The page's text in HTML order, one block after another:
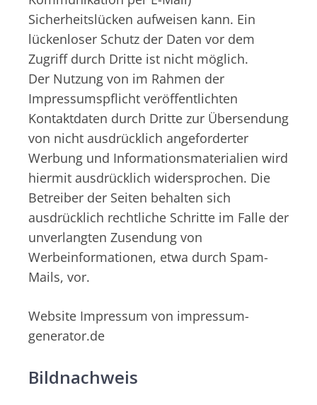
Sicherheitslücken aufweisen kann. Ein
lückenloser Schutz der Daten vor dem
Zugriff durch Dritte ist nicht möglich.
Der Nutzung von im Rahmen der
Impressumspflicht veröffentlichten
Kontaktdaten durch Dritte zur Übersendung
von nicht ausdrücklich angeforderter
Werbung und Informationsmaterialien wird
hiermit ausdrücklich widersprochen. Die
Betreiber der Seiten behalten sich
ausdrücklich rechtliche Schritte im Falle der
unverlangten Zusendung von
Werbeinformationen, etwa durch Spam-
Mails, vor.
Website Impressum von impressum-
generator.de
Bildnachweis